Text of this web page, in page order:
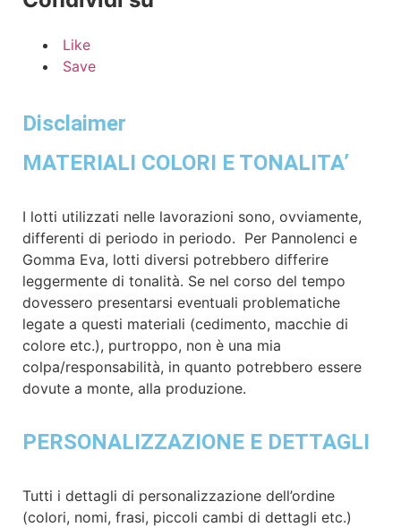
Like
Save
Disclaimer
MATERIALI COLORI E TONALITA’
I lotti utilizzati nelle lavorazioni sono, ovviamente,
differenti di periodo in periodo. Per Pannolenci e
Gomma Eva, lotti diversi potrebbero differire
leggermente di tonalità. Se nel corso del tempo
dovessero presentarsi eventuali problematiche
legate a questi materiali (cedimento, macchie di
colore etc.), purtroppo, non è una mia
colpa/responsabilità, in quanto potrebbero essere
dovute a monte, alla produzione.
PERSONALIZZAZIONE E DETTAGLI
Tutti i dettagli di personalizzazione dell’ordine
(colori, nomi, frasi, piccoli cambi di dettagli etc.)